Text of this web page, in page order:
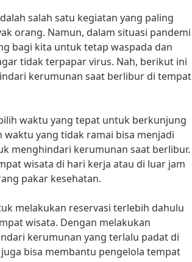
salah satu kegiatan yang paling
orang. Namun, dalam situasi pandemi
bagi kita untuk tetap waspada dan
tidak terpapar virus. Nah, berikut ini
kerumunan saat berlibur di tempat
waktu yang tepat untuk berkunjung
waktu yang tidak ramai bisa menjadi
menghindari kerumunan saat berlibur.
wisata di hari kerja atau di luar jam
pakar kesehatan.
melakukan reservasi terlebih dahulu
wisata. Dengan melakukan
kerumunan yang terlalu padat di
bisa membantu pengelola tempat